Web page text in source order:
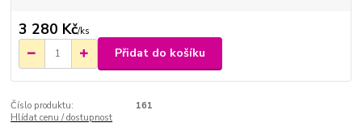
3 280 Kč/ks
Přidat do košíku
Číslo produktu:
161
Hlídat cenu / dostupnost